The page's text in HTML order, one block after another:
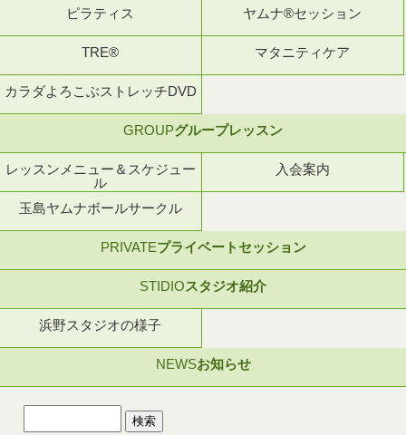
ピラティス ヤムナ®セッション
TRE® マタニティケア
カラダよろこぶストレッチDVD
GROUPグループレッスン
レッスンメニュー＆スケジュー
ル
入会案内
玉島ヤムナボールサークル
PRIVATEプライベートセッション
STIDIOスタジオ紹介
浜野スタジオの様子
NEWSお知らせ